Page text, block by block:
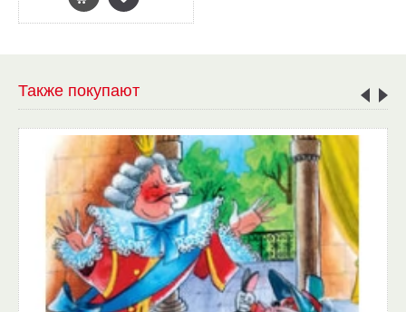
Также покупают